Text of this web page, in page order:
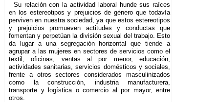
Su relación con la actividad laboral hunde sus raíces
en los estereotipos y prejuicios de género que todavía
perviven en nuestra sociedad, ya que estos estereotipos
y prejuicios promueven actitudes y conductas que
fomentan y perpetúan la división sexual del trabajo. Esto
da lugar a una segregación horizontal que tiende a
agrupar a las mujeres en sectores de servicios como el
textil, oficinas, ventas al por menor, educación,
actividades sanitarias, servicios domésticos y sociales,
frente a otros sectores considerados masculinizados
como la construcción, industria manufacturera,
transporte y logística o comercio al por mayor, entre
otros.